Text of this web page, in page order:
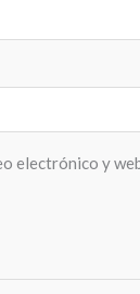
electrónico y